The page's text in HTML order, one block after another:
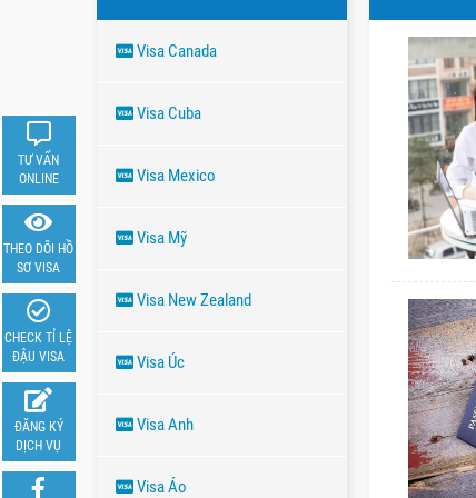
Visa Canada
Visa Cuba
Visa Mexico
Visa Mỹ
Visa New Zealand
Visa Úc
Visa Anh
Visa Áo
TƯ VẤN
ONLINE
THEO DÕI HỒ
SƠ VISA
CHECK TỈ LỆ
ĐẬU VISA
ĐĂNG KÝ
DỊCH VỤ